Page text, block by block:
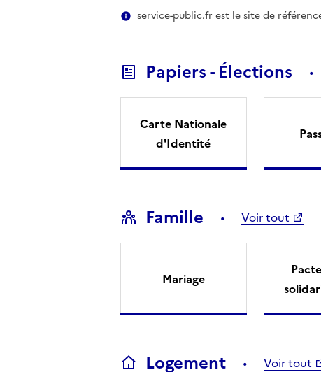
service-public.fr est le site de
Papiers - Élections
Carte Nationale
d'Identité
Famille Voir tout
Mariage
Logement Voir tout